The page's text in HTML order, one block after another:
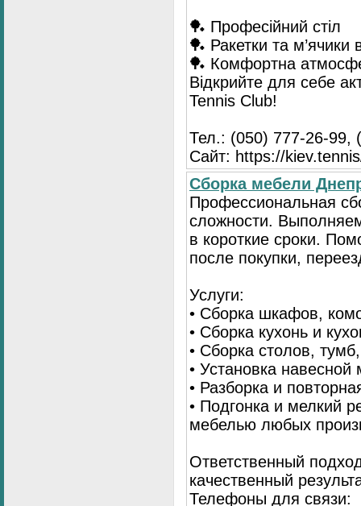
🏓 Професійний стіл
🏓 Ракетки та м’ячики
🏓 Комфортна
Відкрийте для себе
Tennis Club!
Тел.: (050) 777-26-99,
Сайт: https://
Сборка мебели
Профессиональная
сложности.
в короткие сроки.
после покупки,
Услуги:
• Сборка шкафов,
• Сборка кухонь и
• Сборка столов,
• Установка
• Разборка и
• Подгонка и мелкий
мебелью любых
Ответственный
качественный
Телефоны для связи: